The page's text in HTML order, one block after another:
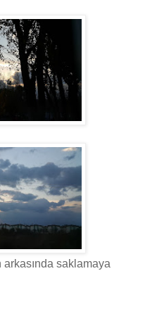
saklamaya